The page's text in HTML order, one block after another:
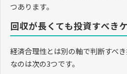
つあります。
回収が長くても投資すべき
経済合理性とは別の軸で判断すべ
なのは次の3つです。